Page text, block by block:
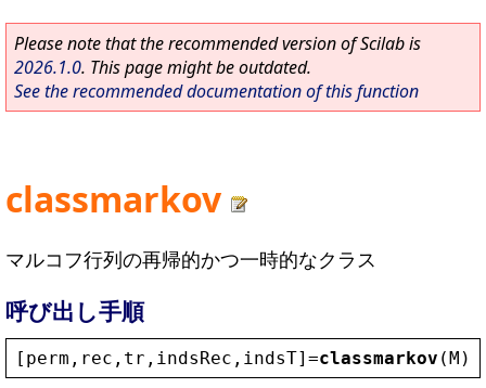
Please note that the recommended version of Scilab is
2026.1.0. This page might be outdated.
See the recommended documentation of this function
classmarkov
マルコフ行列の再帰的かつ一時的なクラス
呼び出し手順
[ perm , rec , tr , indsRec , indsT]=classmarkov (M )